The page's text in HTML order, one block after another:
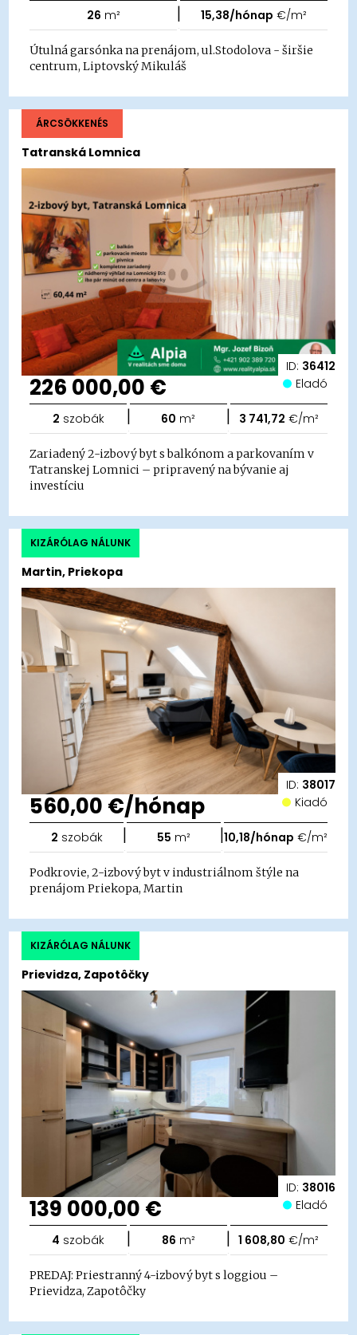
26 m² | 15,38/hónap €/m²
Útulná garsónka na prenájom, ul.Stodolova - širšie
centrum, Liptovský Mikuláš
ID: 36412
Tatranská Lomnica
ÁRCSÖKKENÉS
226 000,00 € Eladó
2 szobák | 60 m² | 3 741,72 €/m²
Zariadený 2-izbový byt s balkónom a parkovaním v
Tatranskej Lomnici – pripravený na bývanie aj
investíciu
ID: 38017
Martin, Priekopa
KIZÁRÓLAG NÁLUNK
560,00 €/hónap Kiadó
2 szobák | 55 m² |10,18/hónap €/m²
Podkrovie, 2-izbový byt v industriálnom štýle na
prenájom Priekopa, Martin
ID: 38016
Prievidza, Zapotôčky
KIZÁRÓLAG NÁLUNK
139 000,00 € Eladó
4 szobák | 86 m² | 1 608,80 €/m²
PREDAJ: Priestranný 4-izbový byt s loggiou –
Prievidza, Zapotôčky